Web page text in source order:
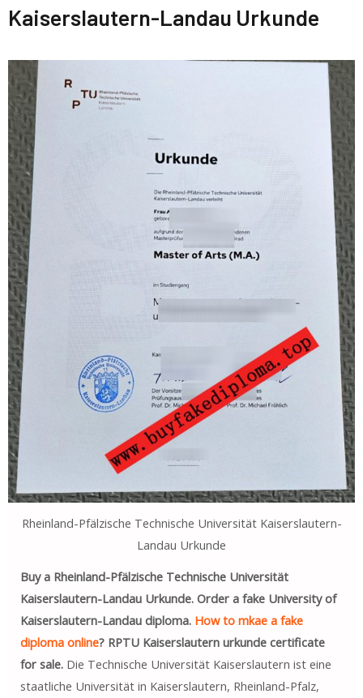
Kaiserslautern-Landau Urkunde
Rheinland-Pfälzische Technische Universität Kaiserslautern-
Landau Urkunde
Buy a Rheinland-Pfälzische Technische Universität
Kaiserslautern-Landau Urkunde. Order a fake University of
Kaiserslautern-Landau diploma. How to mkae a fake
diploma online? RPTU Kaiserslautern urkunde certificate
for sale.Die Technische Universität Kaiserslautern ist eine
staatliche Universität in Kaiserslautern, Rheinland-Pfalz,